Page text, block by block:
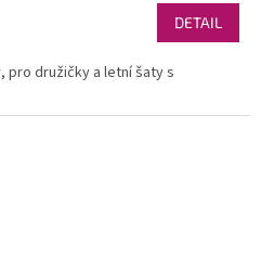
DETAIL
pro družičky a letní šaty s